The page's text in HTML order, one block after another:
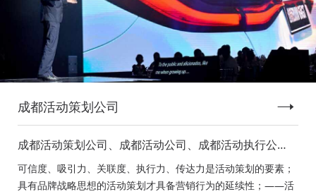
成都活动策划公司
成都活动策划公司、成都活动公司、成都活动执行公
司、成都庆典活动策划公司、成都发布会策划公司、成
都音乐节策划公司、成都年会活动策划
可信度、吸引力、关联度、执行力、传达力是活动策划的要素；
具有品牌战略思想的活动策划才具备营销行为的延续性；——活